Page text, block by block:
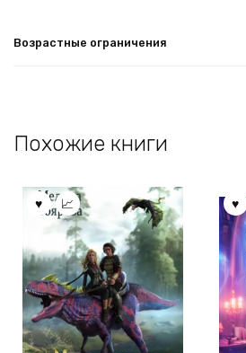
Возрастные ограничения
Похожие книги